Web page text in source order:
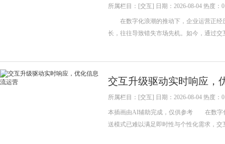
所属栏目：[交互] 日期：2026-08-04 热度：0
在数字化浪潮的推动下，企业运营正经
长，往往导致错失市场先机。如今，通过
交互升级驱动实时响应，
所属栏目：[交互] 日期：2026-08-04 热度：0
本插画由AI辅助完成，仅供参考 在数字
送模式已难以满足即时性与个性化需求，